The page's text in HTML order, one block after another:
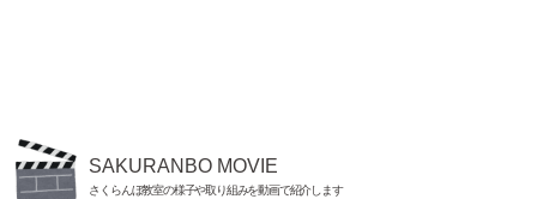
SAKURANBO MOVIE
さくらんぼ教室の様子や取り組みを動画で紹介します